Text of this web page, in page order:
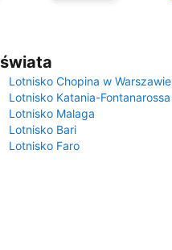
Lotnisko Chopina w Warszawie
Lotnisko Katania-Fontanarossa
Lotnisko Malaga
Lotnisko Bari
Lotnisko Faro